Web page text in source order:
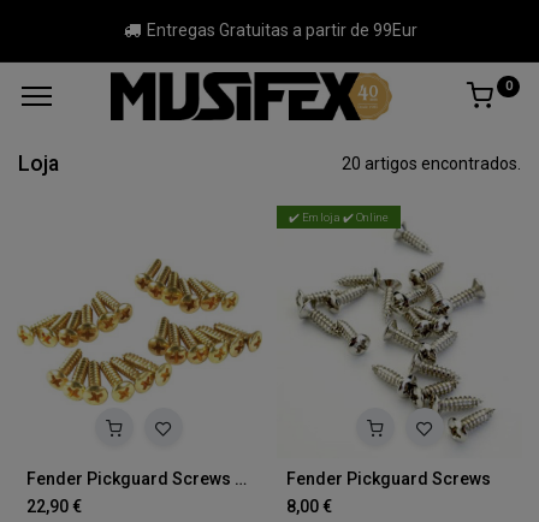
Entregas Gratuitas a partir de 99Eur
0
Loja 20 artigos encontrados.
Fender Pickguard Screws Gold 24
22,90€
Fender Pickguard Screws
8,00€
✔️ Em loja ✔️ Online